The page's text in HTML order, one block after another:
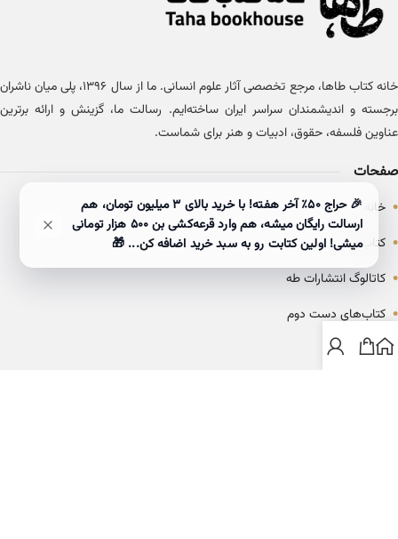
خانه کتاب طاها، مرجع تخصصی آثار علوم انسانی. ما از سال ۱۳۹۶، پلی میان ناشران
برجسته و اندیشمندان سراسر ایران ساخته‌ایم. رسالت ما، گزینش و ارائه برترین
عناوین فلسفه، حقوق، ادبیات و هنر برای شماست.
صفحات
• خانه
• کتاب‌ها
• کاتالوگ انتشارات طه
• کتاب‌های دست دوم
• بلاگ
🎉 حراج ۵۰٪ آخر هفته! با خرید بالای 3 میلیون تومان، هم
ارسالت رایگان میشه، هم وارد قرعه‌کشی بن ۵۰۰ هزار تومانی
میشی! اولین کتابت رو به سبد خرید اضافه کن... 🎁